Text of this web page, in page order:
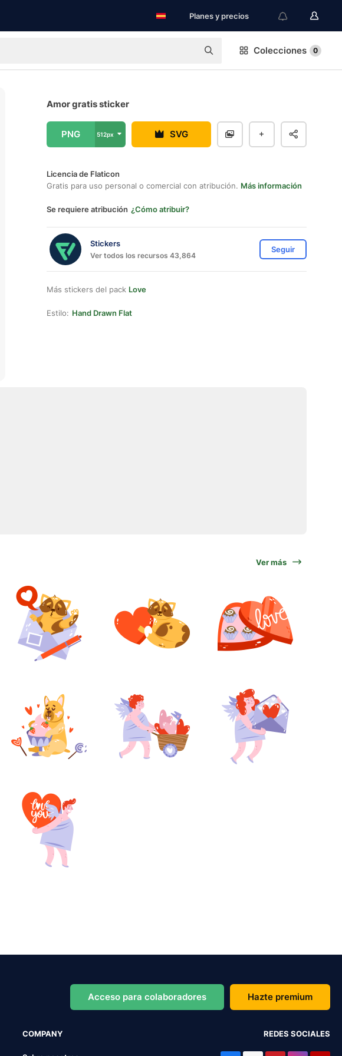
Planes y precios
Colecciones 0
Amor gratis sticker
PNG 512px SVG
Licencia de Flaticon
Gratis para uso personal o comercial con atribución. Más información
Se requiere atribución ¿Cómo atribuir?
Stickers
Ver todos los recursos 43,864
Seguir
Más stickers del pack Love
Estilo: Hand Drawn Flat
Ver más
Acceso para colaboradores Hazte premium
COMPANY REDES SOCIALES